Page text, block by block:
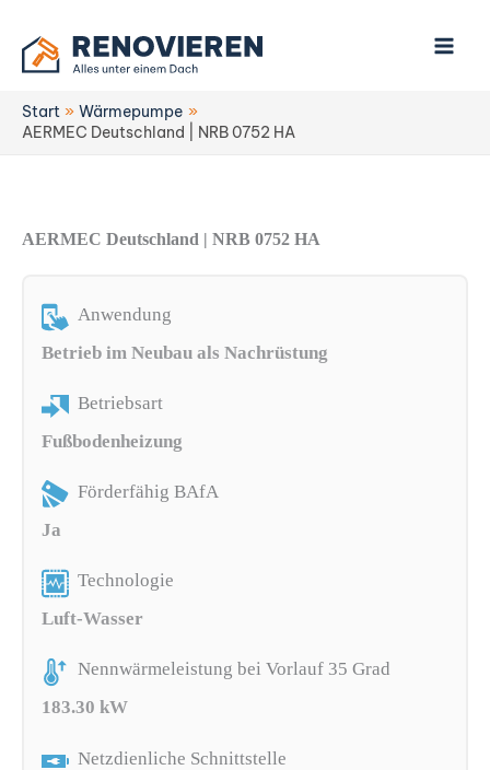
Inhalt
springen
Start
Wärmepumpe
AERMEC Deutschland | NRB 0752 HA
AERMEC Deutschland | NRB 0752 HA
Anwendung
Betrieb im Neubau als Nachrüstung
Betriebsart
Fußbodenheizung
Förderfähig BAfA
Ja
Technologie
Luft-Wasser
Nennwärmeleistung bei Vorlauf 35 Grad
183.30 kW
Netzdienliche Schnittstelle